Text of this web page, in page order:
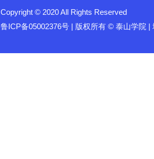
Copyright © 2020 All Rights Reserved
鲁ICP备05002376号 | 版权所有 © 泰山学院 |